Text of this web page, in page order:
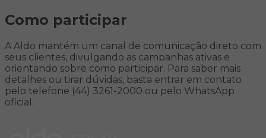
Como participar
A Aldo mantém um canal de comunicação direto com
seus clientes, divulgando as campanhas ativas e
orientando sobre como participar. Para saber mais
detalhes ou tirar dúvidas, basta entrar em contato
pelo telefone (44) 3261-2000 ou pelo WhatsApp
oficial.